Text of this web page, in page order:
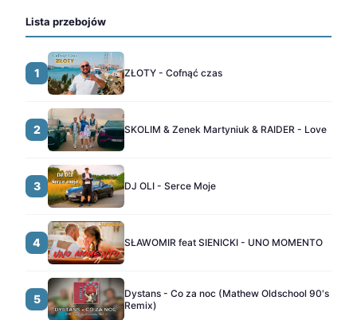
Lista przebojów
1 ZŁOTY - Cofnąć czas
2 SKOLIM & Zenek Martyniuk & RAIDER - Love
3 DJ OLI - Serce Moje
4 SŁAWOMIR feat SIENICKI - UNO MOMENTO
5
Dystans - Co za noc (Mathew Oldschool 90's
Remix)